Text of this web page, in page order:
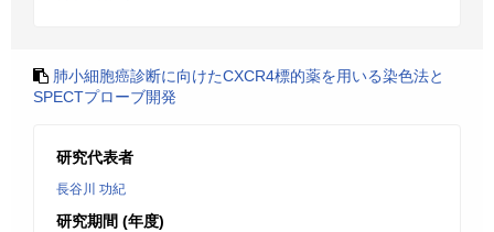
肺小細胞癌診断に向けたCXCR4標的薬を用いる染色法と
SPECTプローブ開発
研究代表者
長谷川 功紀
研究期間 (年度)